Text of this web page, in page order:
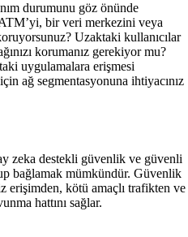
durumunu göz önünde
bir veri merkezini veya
Uzaktaki kullanıcılar
korumanız gerekiyor mu?
uygulamalara erişmesi
ağ segmentasyonuna ihtiyacınız
zeka destekli güvenlik ve güvenli
bağlamak mümkündür. Güvenlik
erişimden, kötü amaçlı trafikten ve
hattını sağlar.